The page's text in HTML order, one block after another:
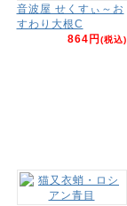
音波屋 せくすぃ～お
すわり大根C
864円(税込)